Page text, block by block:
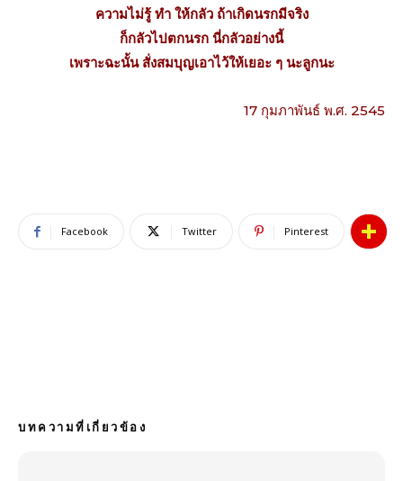
ความไม่รู้ ทํา ให้กลัว ถ้าเกิดนรกมีจริง
ก็กลัวไปตกนรก นี่กลัวอย่างนี้
เพราะฉะนั้น สั่งสมบุญเอาไว้ให้เยอะ ๆ นะลูกนะ
17 กุมภาพันธ์ พ.ศ. 2545
Facebook Twitter Pinterest
บทความที่เกี่ยวข้อง